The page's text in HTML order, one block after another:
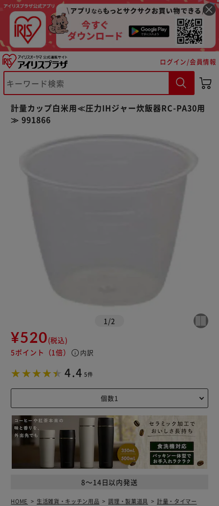
ログイン/会員情報
計量カップ白米用≪圧力IHジャー炊飯器RC-PA30用
≫ 991866
1 /2
¥520(税込)
5ポイント （1倍） info 内訳
4.4 5件
8～14日以内発送
HOME 生活雑貨・キッチン用品 調理・製菓道具 計量・タイマー
※ご確認ください
カートに入れる 購入手続きへ